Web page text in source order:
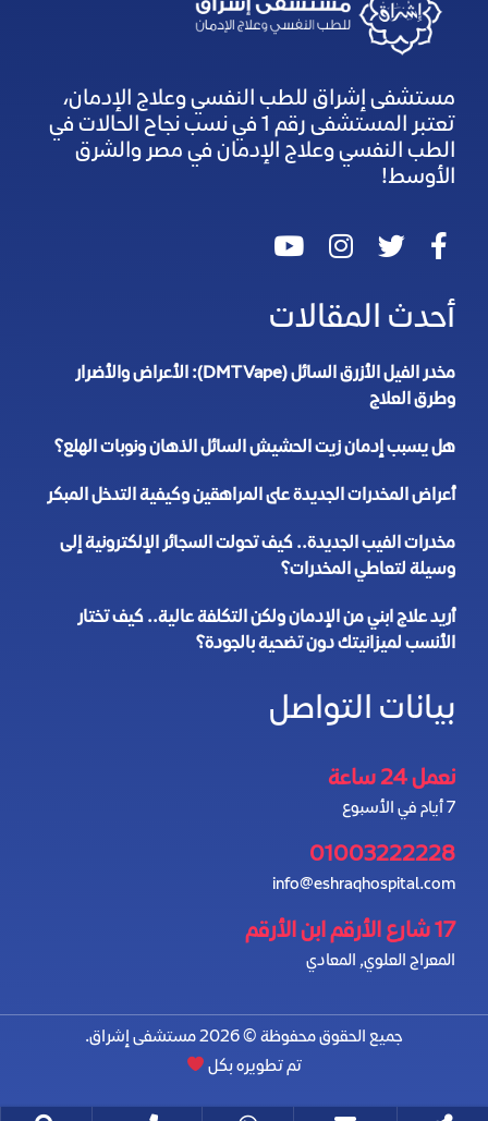
مستشفى إشراق للطب النفسي وعلاج الإدمان،
تعتبر المستشفى رقم 1 في نسب نجاح الحالات في
الطب النفسي وعلاج الإدمان في مصر والشرق
الأوسط!
أحدث المقالات
مخدر الفيل الأزرق السائل (DMT Vape): الأعراض والأضرار
وطرق العلاج
هل يسبب إدمان زيت الحشيش السائل الذهان ونوبات الهلع؟
أعراض المخدرات الجديدة على المراهقين وكيفية التدخل المبكر
مخدرات الفيب الجديدة.. كيف تحولت السجائر الإلكترونية إلى
وسيلة لتعاطي المخدرات؟
أريد علاج ابني من الإدمان ولكن التكلفة عالية.. كيف تختار
الأنسب لميزانيتك دون تضحية بالجودة؟
بيانات التواصل
نعمل 24 ساعة
7 أيام في الأسبوع
01003222228
info@eshraqhospital.com
17 شارع الأرقم ابن الأرقم
المعراج العلوي, المعادي
جميع الحقوق محفوظة © 2026 مستشفى إشراق.
تم تطويره بكل